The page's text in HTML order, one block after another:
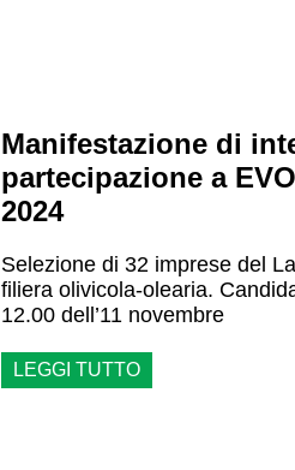
Manifestazione di
partecipazione a
2024
Selezione di 32 imprese del
filiera olivicola-olearia.
12.00 dell’11 novembre
LEGGI TUTTO